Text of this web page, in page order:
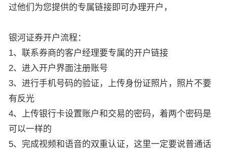
过他们为您提供的专属链接即可办理开户，
银河证券开户流程：
1、联系券商的客户经理要专属的开户链接
2、进入开户界面注册账号
3、进行手机号码的验证，上传身份证照片，照片不要
有反光
4、上传银行卡设置账户和交易的密码，着两个密码是
可以一样的
5、完成视频和语音的双重认证，这里一定要说普通话